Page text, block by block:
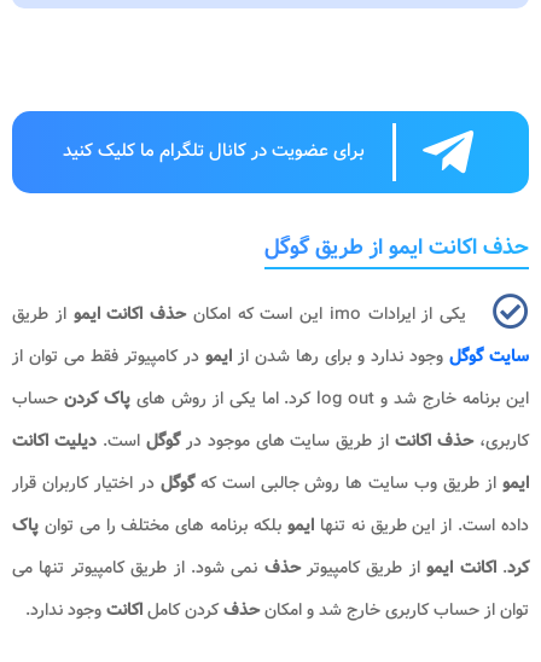
برای عضویت در کانال تلگرام ما کلیک کنید
حذف اکانت ایمو از طریق گوگل
یکی از ایرادات imo این است که امکانحذف اکانت ایمواز طریق
سایت گوگل وجود ندارد و برای رها شدن از ایمو در کامپیوتر فقط می توان از
این برنامه خارج شد و log out کرد. اما یکی از روش هایپاک کردن حساب
کاربری،حذف اکانت از طریق سایت های موجود درگوگلاست.دیلیت اکانت
ایمو از طریق وب سایت ها روش جالبی است کهگوگلدر اختیار کاربران قرار
داده است. از این طریق نه تنهاایمو بلکه برنامه های مختلف را می توان پاک
کرد.اکانت ایمواز طریق کامپیوترحذف نمی شود. از طریق کامپیوتر تنها می
توان از حساب کاربری خارج شد و امکانحذفکردن کاملاکانتوجود ندارد.